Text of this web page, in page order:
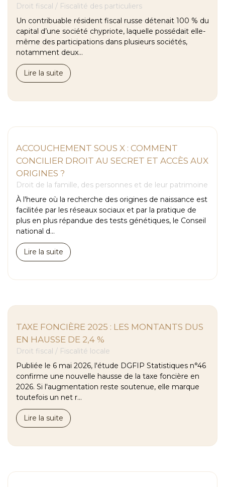
Droit fiscal / Fiscalité des particuliers
Un contribuable résident fiscal russe détenait 100 % du
capital d’une société chypriote, laquelle possédait elle-
même des participations dans plusieurs sociétés,
notamment deux...
Lire la suite
ACCOUCHEMENT SOUS X : COMMENT
CONCILIER DROIT AU SECRET ET ACCÈS AUX
ORIGINES ?
Droit de la famille, des personnes et de leur patrimoine
À l'heure où la recherche des origines de naissance est
facilitée par les réseaux sociaux et par la pratique de
plus en plus répandue des tests génétiques, le Conseil
national d...
Lire la suite
TAXE FONCIÈRE 2025 : LES MONTANTS DUS
EN HAUSSE DE 2,4 %
Droit fiscal / Fiscalité locale
Publiée le 6 mai 2026, l'étude DGFIP Statistiques n°46
confirme une nouvelle hausse de la taxe foncière en
2026. Si l'augmentation reste soutenue, elle marque
toutefois un net r...
Lire la suite